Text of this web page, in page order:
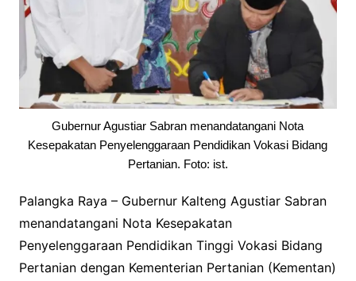
Gubernur Agustiar Sabran menandatangani Nota
Kesepakatan Penyelenggaraan Pendidikan Vokasi Bidang
Pertanian. Foto: ist.
Palangka Raya – Gubernur Kalteng Agustiar Sabran
menandatangani Nota Kesepakatan
Penyelenggaraan Pendidikan Tinggi Vokasi Bidang
Pertanian dengan Kementerian Pertanian (Kementan)